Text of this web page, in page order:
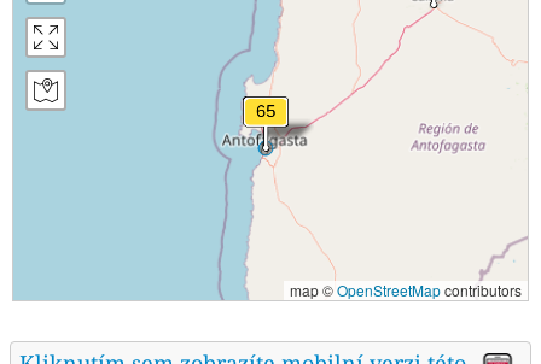
map ©OpenStreetMapcontributors